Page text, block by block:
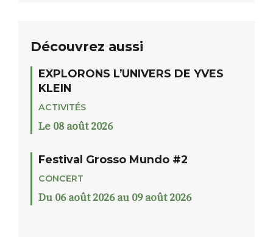
Découvrez aussi
EXPLORONS L’UNIVERS DE YVES
KLEIN
ACTIVITÉS
Le 08 août 2026
Festival Grosso Mundo #2
CONCERT
Du 06 août 2026 au 09 août 2026